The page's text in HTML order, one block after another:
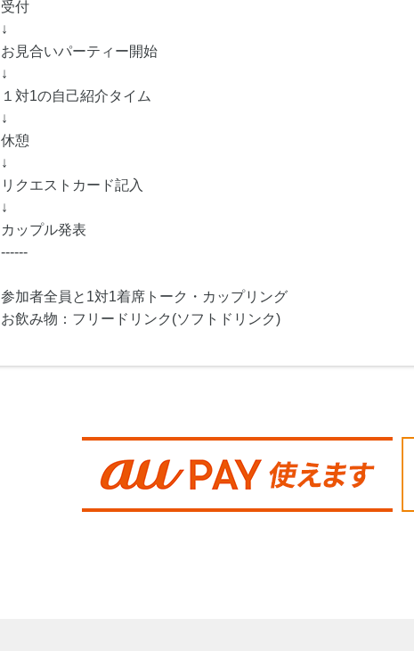
受付
↓
お見合いパーティー開始
↓
１対1の自己紹介タイム
↓
休憩
↓
リクエストカード記入
↓
カップル発表
------
参加者全員と1対1着席トーク・カップリング
お飲み物：フリードリンク(ソフトドリンク)